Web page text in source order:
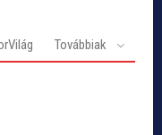
Továbbiak